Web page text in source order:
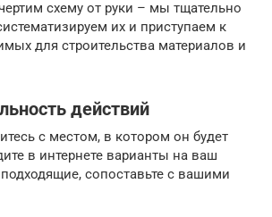
схему от руки – мы тщательно
их и приступаем к
для строительства материалов и
действий
с местом, в котором он будет
в интернете варианты на ваш
сопоставьте с вашими